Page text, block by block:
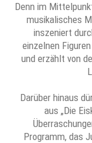
Denn im
musikalisches
inszeniert
einzelnen
und erzählt von
Darüber hinaus
aus „Die
Programm, das